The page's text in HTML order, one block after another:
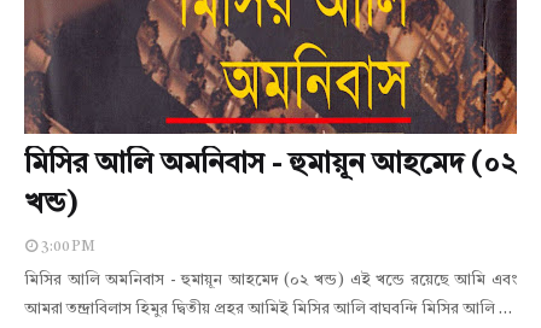
মিসির আলি অমনিবাস - হুমায়ূন আহমেদ (০২
খন্ড)
3:00 PM
মিসির আলি অমনিবাস - হুমায়ূন আহমেদ (০২ খন্ড) এই খন্ডে রয়েছে আমি এবং
আমরা তন্দ্রাবিলাস হিমুর দ্বিতীয় প্রহর আমিই মিসির আলি বাঘবন্দি মিসির আলি …